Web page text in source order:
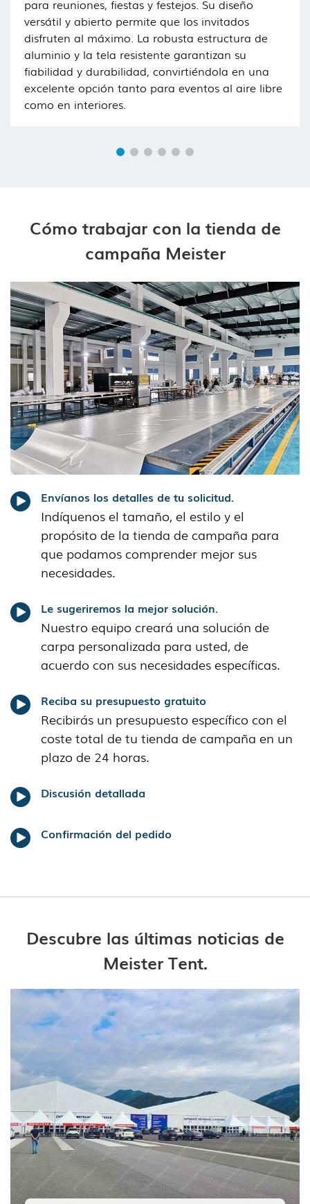
para reuniones, fiestas y festejos. Su diseño
versátil y abierto permite que los invitados
disfruten al máximo. La robusta estructura de
aluminio y la tela resistente garantizan su
fiabilidad y durabilidad, convirtiéndola en una
excelente opción tanto para eventos al aire libre
como en interiores.
Cómo trabajar con la tienda de
campaña Meister
Envíanos los detalles de tu solicitud.
Indíquenos el tamaño, el estilo y el
propósito de la tienda de campaña para
que podamos comprender mejor sus
necesidades.
Le sugeriremos la mejor solución.
Nuestro equipo creará una solución de
carpa personalizada para usted, de
acuerdo con sus necesidades específicas.
Reciba su presupuesto gratuito
Recibirás un presupuesto específico con el
coste total de tu tienda de campaña en un
plazo de 24 horas.
Discusión detallada
Confirmación del pedido
Descubre las últimas noticias de
Meister Tent.